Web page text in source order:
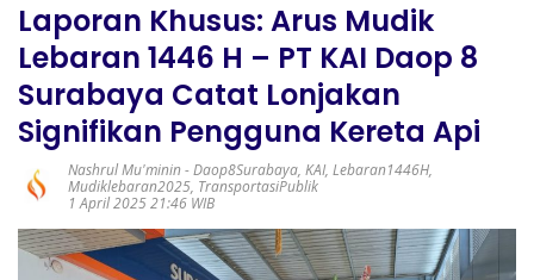
Laporan Khusus: Arus Mudik
Lebaran 1446 H – PT KAI Daop 8
Surabaya Catat Lonjakan
Signifikan Pengguna Kereta Api
Nashrul Mu'minin-Daop8Surabaya, KAI, Lebaran1446H,
Mudiklebaran2025, TransportasiPublik
1 April 2025 21:46 WIB